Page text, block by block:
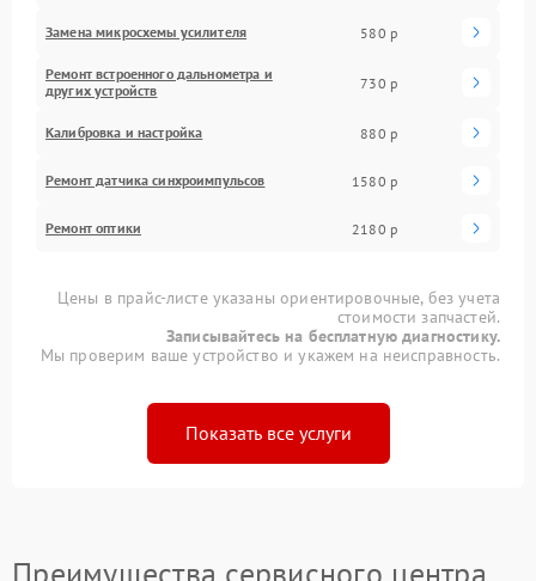
Замена микросхемы усилителя 580 р
Ремонт встроенного дальнометра и
других устройств
730 р
Калибровка и настройка 880 р
Ремонт датчика синхроимпульсов 1580 р
Ремонт оптики 2180 р
Цены в прайс-листе указаны ориентировочные, без учета
стоимости запчастей.
Записывайтесь на бесплатную диагностику.
Мы проверим ваше устройство и укажем на неисправность.
Показать все услуги